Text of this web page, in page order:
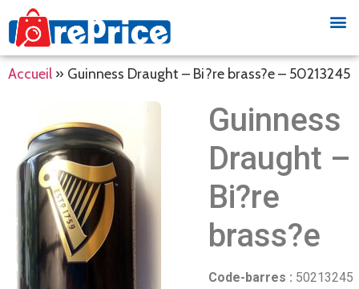
Accueil » Guinness Draught – Bi?re brass?e – 50213245
Guinness
Draught –
Bi?re
brass?e
Code-barres : 50213245